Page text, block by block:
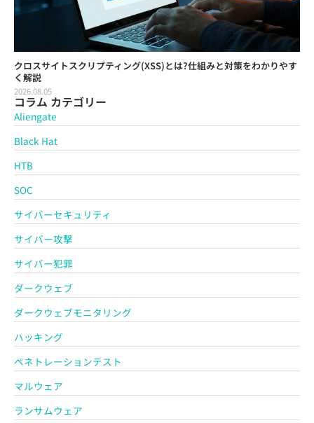
クロスサイトスクリプティング(XSS)とは?仕組みと対策をわかりやす
く解説
2026.08.05
コラム カテゴリー
Aliengate
Black Hat
HTB
SOC
サイバーセキュリティ
サイバー攻撃
サイバー犯罪
ダークウェブ
ダークウェブモニタリング
ハッキング
ペネトレーションテスト
マルウェア
ランサムウェア